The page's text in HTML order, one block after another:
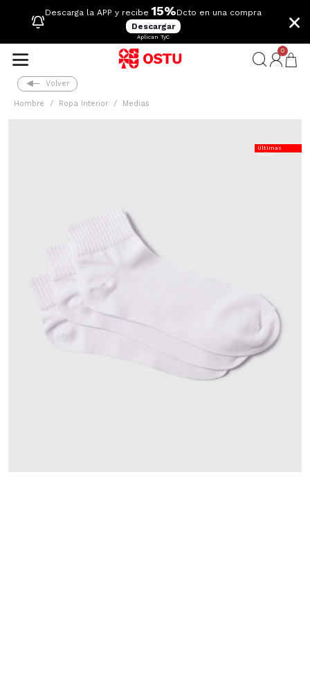
Descarga la APP y recibe 15%Dcto en una compra
Descargar
Aplican TyC
×
0
Volver
Hombre Ropa Interior Medias
Últimas
Tallas